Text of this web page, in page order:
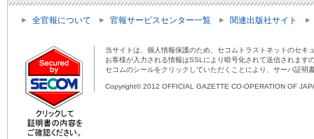
全官報について 官報サービスセンター一覧 関連出版社サイト
当サイトは、個人情報保護のため、セコムトラストネットのセキ
お客様が入力される情報はSSLにより暗号化されて送信されま
セコムのシールをクリックしていただくことにより、サーバ証明
Copyright© 2012 OFFICIAL GAZETTE CO-OPERATION OF